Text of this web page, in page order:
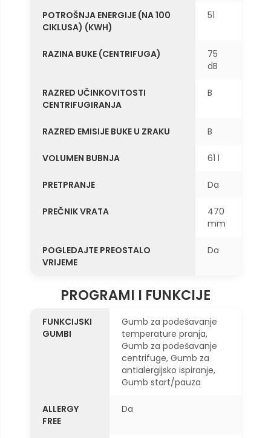
POTROŠNJA ENERGIJE (NA 100
CIKLUSA) (KWH)
51
RAZINA BUKE (CENTRIFUGA)
75
dB
RAZRED UČINKOVITOSTI
CENTRIFUGIRANJA
B
RAZRED EMISIJE BUKE U ZRAKU B
VOLUMEN BUBNJA 61 l
PRETPRANJE Da
PREČNIK VRATA
470
mm
POGLEDAJTE PREOSTALO
VRIJEME
Da
PROGRAMI I FUNKCIJE
FUNKCIJSKI
GUMBI
Gumb za podešavanje
temperature pranja,
Gumb za podešavanje
centrifuge, Gumb za
antialergijsko ispiranje,
Gumb start/pauza
ALLERGY
FREE
Da